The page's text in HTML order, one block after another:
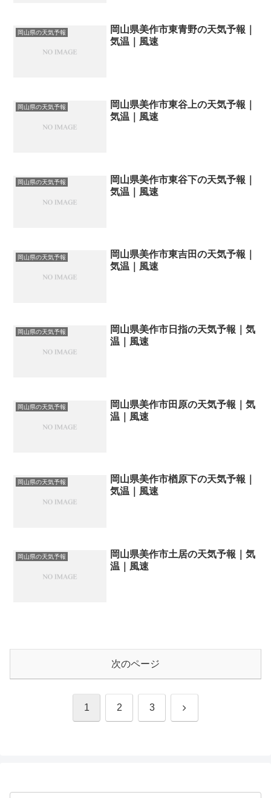
岡山県の天気予報
岡山県美作市東青野の天気予報｜
気温｜風速
岡山県の天気予報
岡山県美作市東谷上の天気予報｜
気温｜風速
岡山県の天気予報
岡山県美作市東谷下の天気予報｜
気温｜風速
岡山県の天気予報
岡山県美作市東吉田の天気予報｜
気温｜風速
岡山県の天気予報
岡山県美作市日指の天気予報｜気
温｜風速
岡山県の天気予報
岡山県美作市田原の天気予報｜気
温｜風速
岡山県の天気予報
岡山県美作市楢原下の天気予報｜
気温｜風速
岡山県の天気予報
岡山県美作市土居の天気予報｜気
温｜風速
次のページ
1 2 3 次